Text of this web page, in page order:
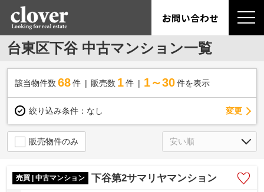
お問い合わせ
台東区下谷 中古マンション一覧
該当物件数 68件 販売数 1 件 1～30 件を表示
絞り込み条件： なし 変更
販売物件のみ
売買 | 中古マンション 下谷第2サマリヤマンション